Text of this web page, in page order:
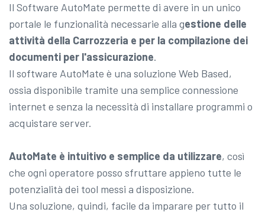
Il Software AutoMate permette di avere in un unico
portale le funzionalità necessarie alla gestione delle
attività della Carrozzeria e per la compilazione dei
documenti per l'assicurazione.
Il software AutoMate è una soluzione Web Based,
ossia disponibile tramite una semplice connessione
internet e senza la necessità di installare programmi o
acquistare server.
AutoMate è intuitivo e semplice da utilizzare, così
che ogni operatore posso sfruttare appieno tutte le
potenzialità dei tool messi a disposizione.
Una soluzione, quindi, facile da imparare per tutto il